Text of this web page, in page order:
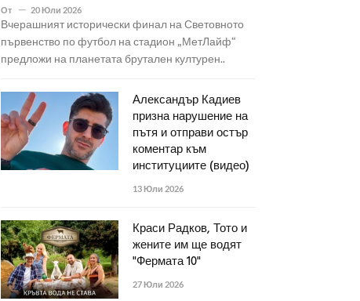
От 20 Юли 2026
Вчерашният исторически финал на Световното
първенство по футбол на стадион „МетЛайф“
предложи на планетата брутален културен..
Александър Кадиев
призна нарушение на
пътя и отправи остър
коментар към
институциите (видео)
13 Юли 2026
Краси Радков, Тото и
жените им ще водят
"Фермата 10"
27 Юли 2026